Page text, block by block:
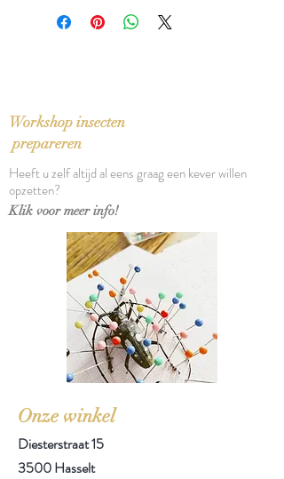
Bindwijze: Gebonden met
Workshop insecten
prepareren
Heeft u zelf altijd al eens graag een kever willen
opzetten?
Klik voor meer info!
Onze winkel
Diesterstraat 15
3500 Hasselt